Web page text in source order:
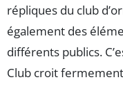
répliques du club
également des
différents publics.
Club croit